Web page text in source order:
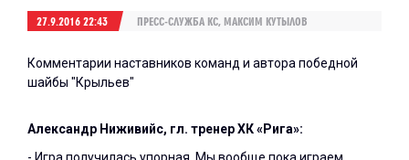
27.9.2016 22:43 ПРЕСС-СЛУЖБА КС, МАКСИМ КУТЫЛОВ
Комментарии наставников команд и автора победной
шайбы "Крыльев"
Александр Ниживийс, гл. тренер ХК «Рига»: